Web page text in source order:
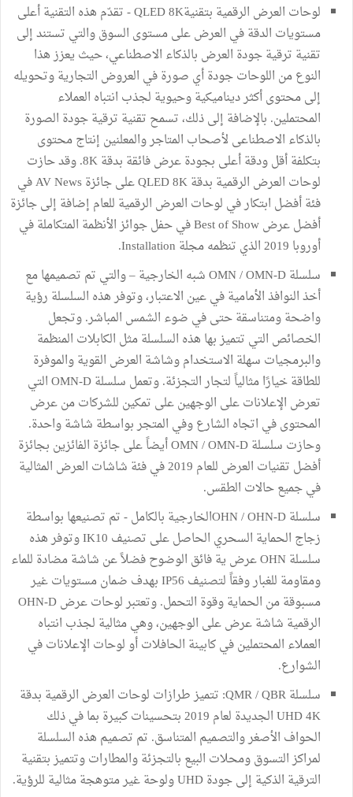
لوحات العرض الرقمية بتقنيةQLED 8K - تقدّم هذه التقنية أعلى
مستويات الدقة في العرض على مستوى السوق والتي تستند إلى
تقنية ترقية جودة العرض بالذكاء الاصطناعي، حيث يعزز هذا
النوع من اللوحات جودة أي صورة في العروض التجارية وتحويله
إلى محتوى أكثر ديناميكية وحيوية لجذب انتباه العملاء
المحتملين. بالإضافة إلى ذلك، تسمح تقنية ترقية جودة الصورة
بالذكاء الاصطناعى لأصحاب المتاجر والمعلنين إنتاج محتوى
بتكلفة أقل ودقة أعلى بجودة عرض فائقة بدقة 8K. وقد حازت
لوحات العرض الرقمية بدقة QLED 8K على جائزة AV News في
فئة أفضل ابتكار في لوحات العرض الرقمية للعام إضافة إلى جائزة
أفضل عرض Best of Show في حفل جوائز الأنظمة المتكاملة في
أوروبا 2019 الذي تنظمه مجلة Installation.
سلسلة OMN / OMN-D شبه الخارجية – والتي تم تصميمها مع
أخذ النوافذ الأمامية في عين الاعتبار، وتوفر هذه السلسلة رؤية
واضحة ومتناسقة حتى في ضوء الشمس المباشر. وتجعل
الخصائص التي تتميز بها هذه السلسلة مثل الكابلات المنظمة
والبرمجيات سهلة الاستخدام وشاشة العرض القوية والموفرة
للطاقة خيارًا مثالياً لتجار التجزئة. وتعمل سلسلة OMN-D التي
تعرض الإعلانات على الوجهين على تمكين للشركات من عرض
المحتوى في اتجاه الشارع وفي المتجر بواسطة شاشة واحدة.
وحازت سلسلة OMN / OMN-D أيضاً على جائزة الفائزين بجائزة
أفضل تقنيات العرض للعام 2019 في فئة شاشات العرض المثالية
في جميع حالات الطقس.
سلسلة OHN / OHN-Dالخارجية بالكامل - تم تصنيعها بواسطة
زجاج الحماية السحري الحاصل على تصنيف IK10 وتوفر هذه
سلسلة OHN عرض ية فائق الوضوح فضلاً عن شاشة مضادة للماء
ومقاومة للغبار وفقاً لتصنيف IP56 بهدف ضمان مستويات غير
مسبوقة من الحماية وقوة التحمل. وتعتبر لوحات عرض OHN-D
الرقمية شاشة عرض على الوجهين، وهي مثالية لجذب انتباه
العملاء المحتملين في كابينة الحافلات أو لوحات الإعلانات في
الشوارع.
سلسلة QMR / QBR: تتميز طرازات لوحات العرض الرقمية بدقة
UHD 4K الجديدة لعام 2019 بتحسينات كبيرة بما في ذلك
الحواف الأصغر والتصميم المتناسق. تم تصميم هذه السلسلة
لمراكز التسوق ومحلات البيع بالتجزئة والمطارات وتتميز بتقنية
الترقية الذكية إلى جودة UHD ولوحة غير متوهجة مثالية للرؤية.